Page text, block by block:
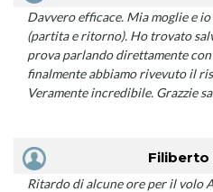
Davvero efficace. Mia moglie e
(partita e ritorno). Ho trovato
prova parlando direttamente
finalmente abbiamo rivevuto il
Veramente incredibile. Grazzie
Ritardo di alcune ore per il volo